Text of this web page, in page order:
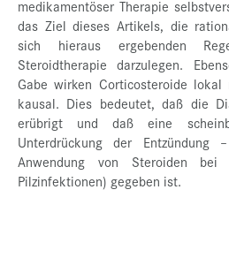
medikamentöser Therapie
das Ziel dieses Artikels, die
sich hieraus ergebenden
Steroidtherapie darzulegen.
Gabe wirken Corticosteroide
kausal. Dies bedeutet, daß die
erübrigt und daß eine
Unterdrückung der
Anwendung von Steroiden bei
Pilzinfektionen) gegeben ist.